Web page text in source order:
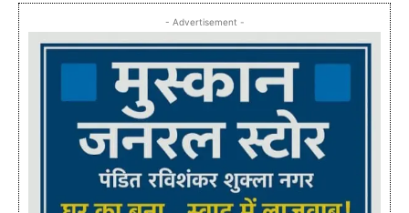
- Advertisement -